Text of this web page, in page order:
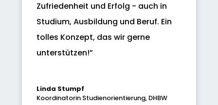
Zufriedenheit und Erfolg - auch in
Studium, Ausbildung und Beruf. Ein
tolles Konzept, das wir gerne
unterstützen!”
Linda Stumpf
Koordinatorin Studienorientierung, DHBW